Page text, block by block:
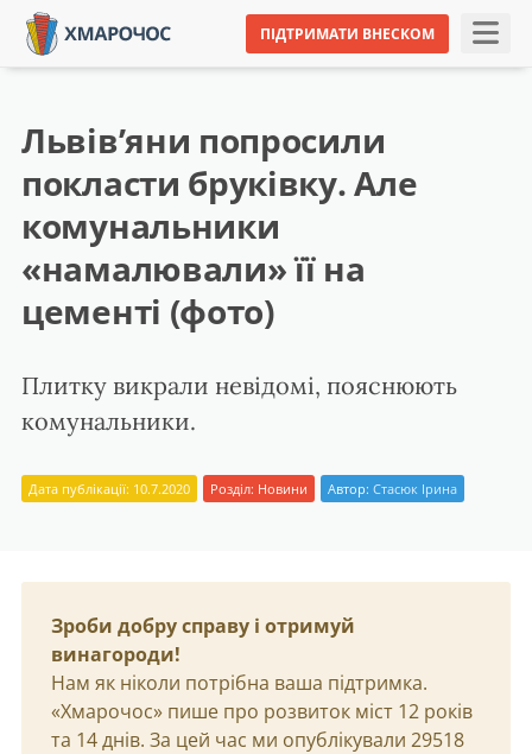
ПІДТРИМАТИ ВНЕСКОМ
Львів’яни попросили
покласти бруківку. Але
комунальники
«намалювали» її на
цементі (фото)
Плитку викрали невідомі, пояснюють
комунальники.
Дата публікації: 10.7.2020 Розділ: Новини Автор: Стасюк Ірина
Зроби добру справу і отримуй
винагороди!
Нам як ніколи потрібна ваша підтримка.
«Хмарочос» пише про розвиток міст 12 років
та 14 днів. За цей час ми опублікували 29518